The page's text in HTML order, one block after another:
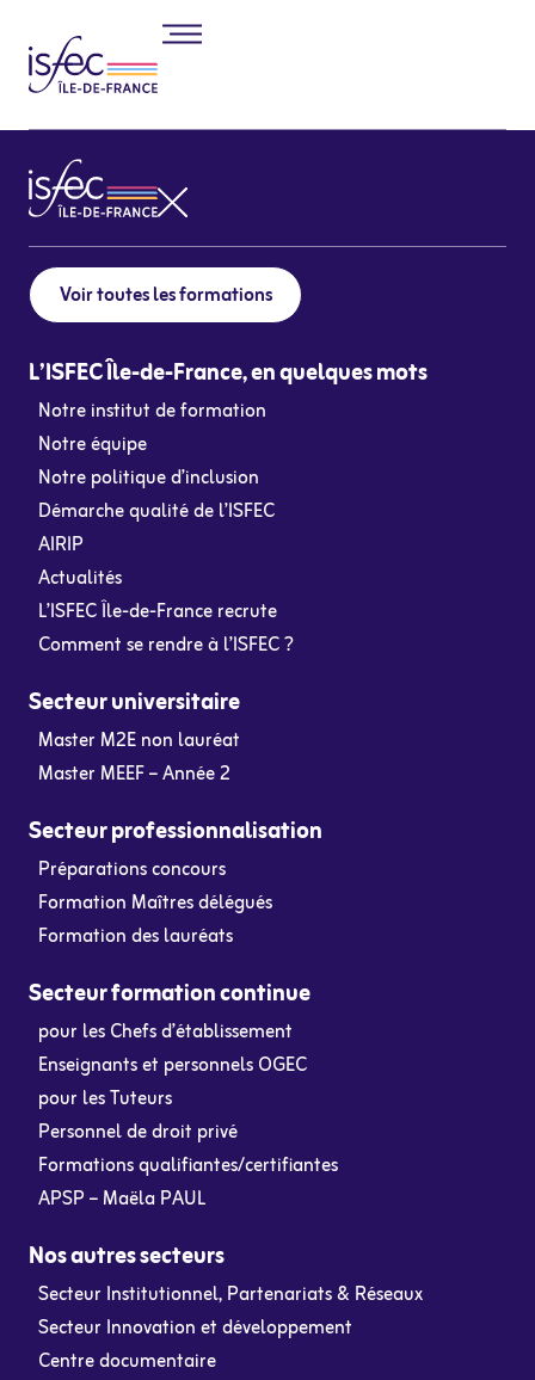
Voir toutes les formations
L’ISFEC Île-de-France, en quelques mots
Notre institut de formation
Notre équipe
Notre politique d’inclusion
Démarche qualité de l’ISFEC
AIRIP
Actualités
L’ISFEC Île-de-France recrute
Comment se rendre à l’ISFEC ?
Secteur universitaire
Master M2E non lauréat
Master MEEF – Année 2
Secteur professionnalisation
Préparations concours
Formation Maîtres délégués
Formation des lauréats
Secteur formation continue
pour les Chefs d’établissement
Enseignants et personnels OGEC
pour les Tuteurs
Personnel de droit privé
Formations qualifiantes/certifiantes
APSP – Maëla PAUL
Nos autres secteurs
Secteur Institutionnel, Partenariats & Réseaux
Secteur Innovation et développement
Centre documentaire